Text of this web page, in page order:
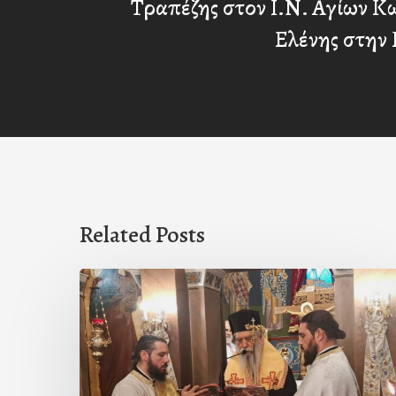
Τραπέζης στον Ι.Ν. Αγίων
Ελένης
Related Posts
Ιερά
Παράκληση
στον
Ι.Ν.